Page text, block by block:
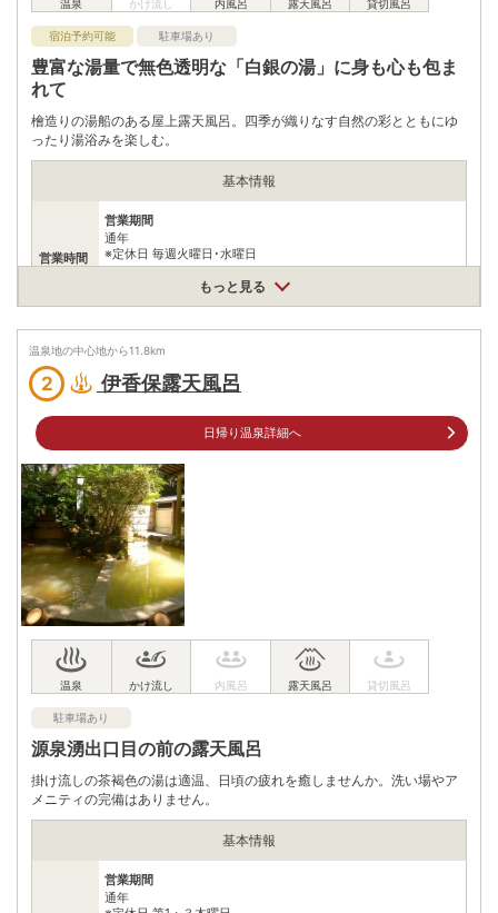
宿泊予約可能 駐車場あり
豊富な湯量で無色透明な「白銀の湯」に身も心も包ま
れて
檜造りの湯船のある屋上露天風呂。四季が織りなす自然の彩とともにゆ
ったり湯浴みを楽しむ。
基本情報
営業時間
営業期間
通年
※定休日 毎週火曜日･水曜日
13:00～15:00 ※貸切風呂は予約にて13時と14時の2回のみ
大人 1200円 小人 550円
※限定20名様まで
泉質 単純温泉
アクセス
車
関越自動車道「渋川伊香保IC」から県道35・33号を伊香保方面
へ約20分
公共交通機関
JR上越線渋川駅から関越交通伊香保温泉行きバスで30分、終点
「伊香保温泉」下車徒歩1分
駐車場
無料（100台）
※駐車場まで距離がございます。直接当館までどうそ。お車は責
任を持って駐車場へ移動します。
電話番号 0279722611
※ 掲載情報は変更になる場合があります。最新の内容はご利用前にご自身でお
※ 料金情報は税込・税抜表記が混ざっております。正しい金額はご利用前にご
自身でお問合せください。
もっと見る
温泉地の中心地から11.8km
2 伊香保露天風呂
日帰り温泉詳細へ
駐車場あり
源泉湧出口目の前の露天風呂
掛け流しの茶褐色の湯は適温、日頃の疲れを癒しませんか。洗い場やア
メニティの完備はありません。
基本情報
営業期間
通年